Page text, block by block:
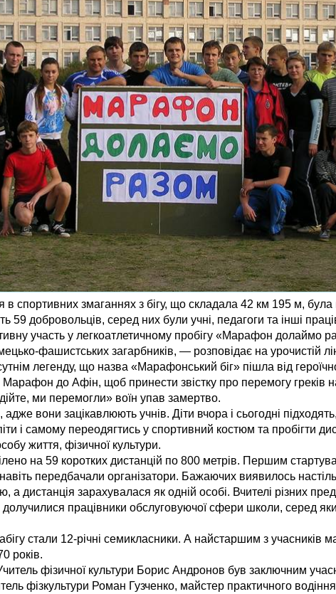
в спортивних змаганнях з бігу, що складала 42 км 195 м,
добровольців, серед них були учні, педагоги та інші
участь у легкоатлетичному пробігу «Марафон долаймо
фашистських загарбників, — розповідає на урочистій
легенду, що назва «Марафонський біг» пішла від
Марафон до Афін, щоб принести звістку про перемогу
ми перемогли» воїн упав замертво.
вони зацікавлюють учнів. Діти вчора і сьогодні
і самому переодягтись у спортивний костюм та пробігти
життя, фізичної культури.
на 59 коротких дистанцій по 800 метрів. Першим
передбачали організатори. Бажаючих виявилось
а дистанція зарахувалася як одній особі. Вчителі різних
працівники обслуговуючої сфери школи, серед
стали 12-річні семикласники. А найстаршим з учасників
років.
фізичної культури Борис Андронов був заключним
фізкультури Роман Гузченко, майстер практичного